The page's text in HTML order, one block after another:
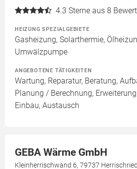
4.3 Sterne aus 8
HEIZUNG SPEZIALGEBIETE
Gasheizung, Solarthermie,
Umwälzpumpe
ANGEBOTENE TÄTIGKEITEN
Wartung, Reparatur, Beratung,
Planung / Berechnung,
Einbau, Austausch
GEBA Wärme GmbH
Kleinherrischwand 6, 79737